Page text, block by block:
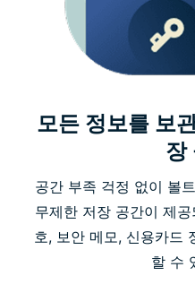
모든 정보를 보
장
공간 부족 걱정 없이 볼
무제한 저장 공간이 제
호, 보안 메모, 신용카드
할 수